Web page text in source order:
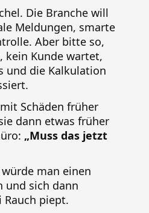
Die Branche will
Meldungen, smarte
Aber bitte so,
kein Kunde wartet,
und die Kalkulation
Schäden früher
dann etwas früher
„Muss das jetzt
man einen
und sich dann
Rauch piept.